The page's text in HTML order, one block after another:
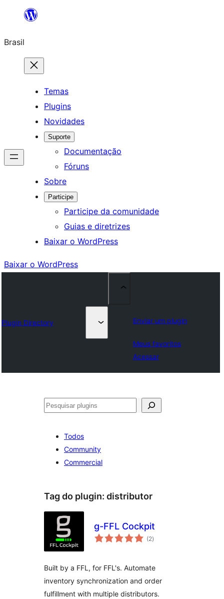
o
conteúdo
Brasil
Temas
Plugins
Novidades
Suporte
Documentação
Fóruns
Sobre
Participe
Participe da comunidade
Guias e diretrizes
Baixar o WordPress
Baixar o WordPress
Plugin Directory Enviar um plugin
Meus favoritos
Acessar
Pesquisar
Todos
Community
Commercial
Tag do plugin: distributor
g-FFL Cockpit
(2total
de
)
Built by a FFL, for FFL's. Automate
inventory synchronization and order
fulfillment with multiple distributors.